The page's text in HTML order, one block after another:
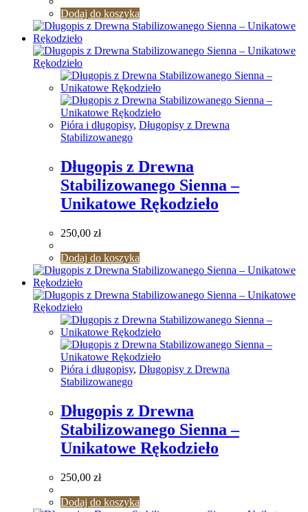
Dodaj do koszyka
Pióra i długopisy, Długopisy z Drewna
Stabilizowanego
Długopis z Drewna
Stabilizowanego Sienna –
Unikatowe Rękodzieło
250,00 zł
Dodaj do koszyka
Pióra i długopisy, Długopisy z Drewna
Stabilizowanego
Długopis z Drewna
Stabilizowanego Sienna –
Unikatowe Rękodzieło
250,00 zł
Dodaj do koszyka